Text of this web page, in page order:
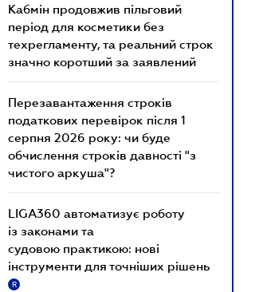
Кабмін продовжив пільговий
період для косметики без
техрегламенту, та реальний строк
значно коротший за заявлений
Перезавантаження строків
податкових перевірок після 1
серпня 2026 року: чи буде
обчислення строків давності "з
чистого аркуша"?
LIGA360 автоматизує роботу
із законами та
судовою практикою: нові
інструменти для точніших рішень
R